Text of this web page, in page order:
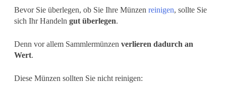
Bevor Sie überlegen, ob Sie Ihre Münzen reinigen, sollte Sie
sich Ihr Handeln gut überlegen.
Denn vor allem Sammlermünzen verlieren dadurch an
Wert.
Diese Münzen sollten Sie nicht reinigen: